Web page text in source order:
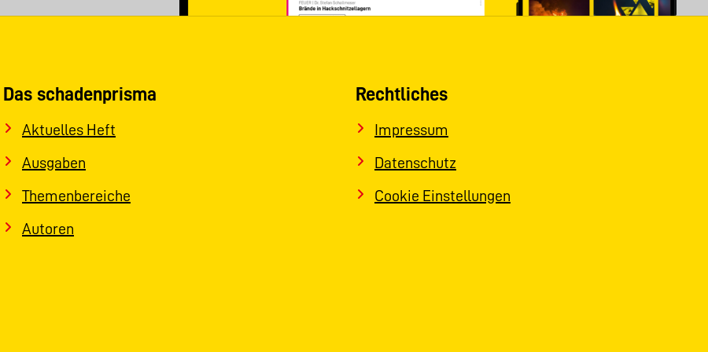
Das schadenprisma
Aktuelles Heft
Ausgaben
Themenbereiche
Autoren
Rechtliches
Impressum
Datenschutz
Cookie Einstellungen